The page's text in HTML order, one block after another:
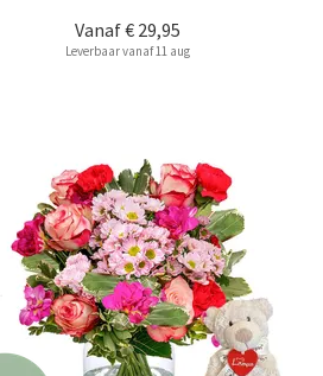
Vanaf€ 29,95
Leverbaar vanaf 11 aug